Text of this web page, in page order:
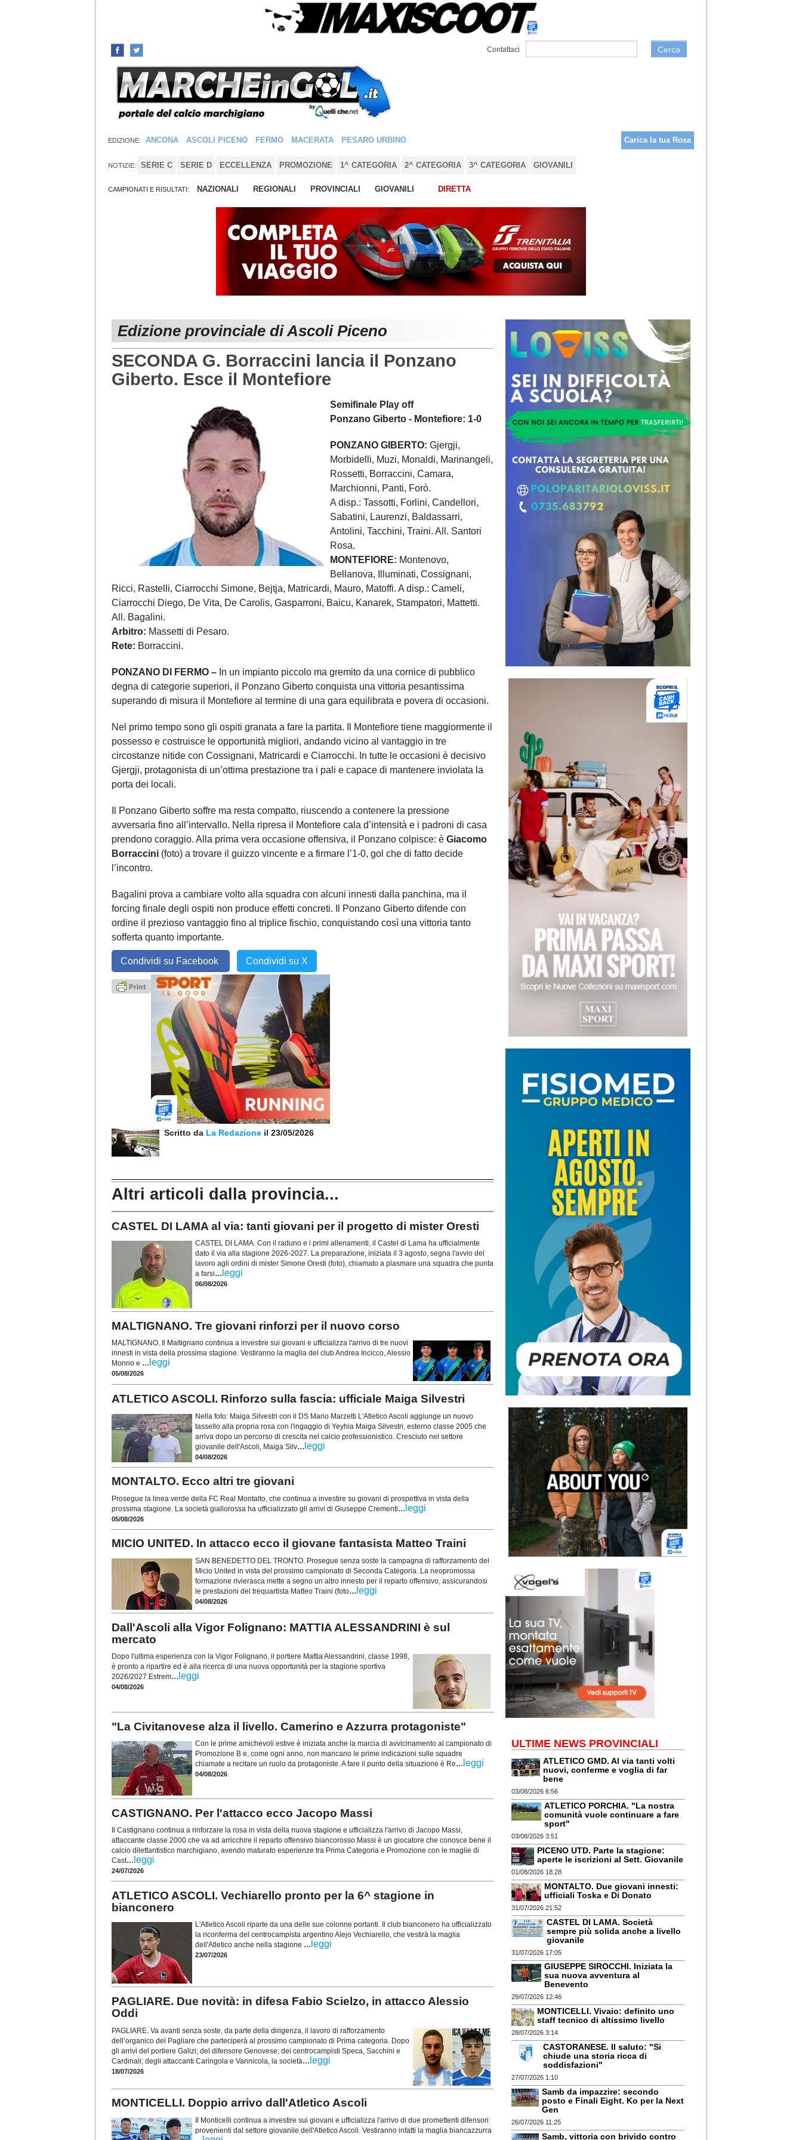
Contattaci Cerca
EDIZIONE: ANCONA ASCOLI PICENO FERMO MACERATA PESARO URBINO Carica la tua Rosa
NOTIZIE: SERIE C SERIE D ECCELLENZA PROMOZIONE 1^ CATEGORIA 2^ CATEGORIA 3^ CATEGORIA GIOVANILI
CAMPIONATI E RISULTATI: NAZIONALI REGIONALI PROVINCIALI GIOVANILI DIRETTA
Edizione provinciale di Ascoli Piceno
SECONDA G. Borraccini lancia il Ponzano
Giberto. Esce il Montefiore
Semifinale Play off
Ponzano Giberto - Montefiore: 1-0
PONZANO GIBERTO: Gjergji,
Morbidelli, Muzi, Monaldi, Marinangeli,
Rossetti, Borraccini, Camara,
Marchionni, Panti, Forò.
A disp.: Tassotti, Forlini, Candellori,
Sabatini, Laurenzi, Baldassarri,
Antolini, Tacchini, Traini. All. Santori
Rosa.
MONTEFIORE: Montenovo,
Bellanova, Illuminati, Cossignani,
Ricci, Rastelli, Ciarrocchi Simone, Bejtja, Matricardi, Mauro, Matoffi. A disp.: Cameli,
Ciarrocchi Diego, De Vita, De Carolis, Gasparroni, Baicu, Kanarek, Stampatori, Mattetti.
All. Bagalini.
Arbitro: Massetti di Pesaro.
Rete: Borraccini.
PONZANO DI FERMO – In un impianto piccolo ma gremito da una cornice di pubblico
degna di categorie superiori, il Ponzano Giberto conquista una vittoria pesantissima
superando di misura il Montefiore al termine di una gara equilibrata e povera di occasioni.
Nel primo tempo sono gli ospiti granata a fare la partita. Il Montefiore tiene maggiormente il
possesso e costruisce le opportunità migliori, andando vicino al vantaggio in tre
circostanze nitide con Cossignani, Matricardi e Ciarrocchi. In tutte le occasioni è decisivo
Gjergji, protagonista di un’ottima prestazione tra i pali e capace di mantenere inviolata la
porta dei locali.
Il Ponzano Giberto soffre ma resta compatto, riuscendo a contenere la pressione
avversaria fino all’intervallo. Nella ripresa il Montefiore cala d’intensità e i padroni di casa
prendono coraggio. Alla prima vera occasione offensiva, il Ponzano colpisce: è Giacomo
Borraccini (foto) a trovare il guizzo vincente e a firmare l’1-0, gol che di fatto decide
l’incontro.
Bagalini prova a cambiare volto alla squadra con alcuni innesti dalla panchina, ma il
forcing finale degli ospiti non produce effetti concreti. Il Ponzano Giberto difende con
ordine il prezioso vantaggio fino al triplice fischio, conquistando così una vittoria tanto
sofferta quanto importante.
Condividi su Facebook Condividi su X
Scritto da La Redazione il 23/05/2026
Altri articoli dalla provincia...
CASTEL DI LAMA al via: tanti giovani per il progetto di mister Oresti
CASTEL DI LAMA. Con il raduno e i primi allenamenti, il Castel di Lama ha ufficialmente
dato il via alla stagione 2026-2027. La preparazione, iniziata il 3 agosto, segna l'avvio del
lavoro agli ordini di mister Simone Oresti (foto), chiamato a plasmare una squadra che punta
a farsi... leggi
06/08/2026
MALTIGNANO. Tre giovani rinforzi per il nuovo corso
MALTIGNANO. Il Maltignano continua a investire sui giovani e ufficializza l'arrivo di tre nuovi
innesti in vista della prossima stagione. Vestiranno la maglia del club Andrea Incicco, Alessio
Monno e ... leggi
05/08/2026
ATLETICO ASCOLI. Rinforzo sulla fascia: ufficiale Maiga Silvestri
Nella foto: Maiga Silvestri con il DS Mario Marzetti L'Atletico Ascoli aggiunge un nuovo
tassello alla propria rosa con l'ingaggio di Yeyhia Maiga Silvestri, esterno classe 2005 che
arriva dopo un percorso di crescita nel calcio professionistico. Cresciuto nel settore
giovanile dell'Ascoli, Maiga Silv... leggi
04/08/2026
MONTALTO. Ecco altri tre giovani
Prosegue la linea verde della FC Real Montalto, che continua a investire su giovani di prospettiva in vista della
prossima stagione. La società giallorossa ha ufficializzato gli arrivi di Giuseppe Crementi... leggi
05/08/2026
MICIO UNITED. In attacco ecco il giovane fantasista Matteo Traini
SAN BENEDETTO DEL TRONTO. Prosegue senza soste la campagna di rafforzamento del
Micio United in vista del prossimo campionato di Seconda Categoria. La neopromossa
formazione rivierasca mette a segno un altro innesto per il reparto offensivo, assicurandosi
le prestazioni del trequartista Matteo Traini (foto... leggi
04/08/2026
Dall'Ascoli alla Vigor Folignano: MATTIA ALESSANDRINI è sul
mercato
Dopo l'ultima esperienza con la Vigor Folignano, il portiere Mattia Alessandrini, classe 1998,
è pronto a ripartire ed è alla ricerca di una nuova opportunità per la stagione sportiva
2026/2027.Estrem... leggi
04/08/2026
"La Civitanovese alza il livello. Camerino e Azzurra protagoniste"
Con le prime amichevoli estive è iniziata anche la marcia di avvicinamento al campionato di
Promozione B e, come ogni anno, non mancano le prime indicazioni sulle squadre
chiamate a recitare un ruolo da protagoniste. A fare il punto della situazione è Re... leggi
04/08/2026
CASTIGNANO. Per l'attacco ecco Jacopo Massi
Il Castignano continua a rinforzare la rosa in vista della nuova stagione e ufficializza l'arrivo di Jacopo Massi,
attaccante classe 2000 che va ad arricchire il reparto offensivo biancorosso.Massi è un giocatore che conosce bene il
calcio dilettantistico marchigiano, avendo maturato esperienze tra Prima Categoria e Promozione con le maglie di
Cast... leggi
24/07/2026
ATLETICO ASCOLI. Vechiarello pronto per la 6^ stagione in
bianconero
L'Atletico Ascoli riparte da una delle sue colonne portanti. Il club bianconero ha ufficializzato
la riconferma del centrocampista argentino Alejo Vechiarello, che vestirà la maglia
dell'Atletico anche nella stagione ... leggi
23/07/2026
PAGLIARE. Due novità: in difesa Fabio Scielzo, in attacco Alessio
Oddi
PAGLIARE. Va avanti senza soste, da parte della dirigenza, il lavoro di rafforzamento
dell’organico del Pagliare che parteciperà al prossimo campionato di Prima categoria. Dopo
gli arrivi del portiere Galizi; del difensore Genovese; dei centrocampisti Speca, Sacchini e
Cardinali; degli attaccanti Caringola e Vannicola, la società... leggi
18/07/2026
MONTICELLI. Doppio arrivo dall'Atletico Ascoli
Il Monticelli continua a investire sui giovani e ufficializza l'arrivo di due promettenti difensori
provenienti dal settore giovanile dell'Atletico Ascoli. Vestiranno infatti la maglia biancazzurra
ULTIME NEWS PROVINCIALI
ATLETICO GMD. Al via tanti volti
nuovi, conferme e voglia di far
bene
03/08/2026 6:56
ATLETICO PORCHIA. "La nostra
comunità vuole continuare a fare
sport"
03/08/2026 3:51
PICENO UTD. Parte la stagione:
aperte le iscrizioni al Sett. Giovanile
01/08/2026 18:28
MONTALTO. Due giovani innesti:
ufficiali Toska e Di Donato
31/07/2026 21:52
CASTEL DI LAMA. Società
sempre più solida anche a livello
giovanile
31/07/2026 17:05
GIUSEPPE SIROCCHI. Iniziata la
sua nuova avventura al
Benevento
29/07/2026 12:46
MONTICELLI. Vivaio: definito uno
staff tecnico di altissimo livello
28/07/2026 3:14
CASTORANESE. Il saluto: "Si
chiude una storia ricca di
soddisfazioni"
27/07/2026 1:10
Samb da impazzire: secondo
posto e Finali Eight. Ko per la Next
Gen
26/07/2026 11:25
Samb, vittoria con brivido contro